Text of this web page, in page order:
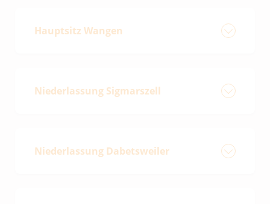
Hauptsitz Wangen
Niederlassung Sigmarszell
Niederlassung Dabetsweiler